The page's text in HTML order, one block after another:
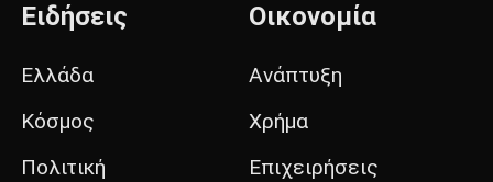
Ειδήσεις
Ελλάδα
Κόσμος
Πολιτική
Οικονομία
Ανάπτυξη
Χρήμα
Επιχειρήσεις